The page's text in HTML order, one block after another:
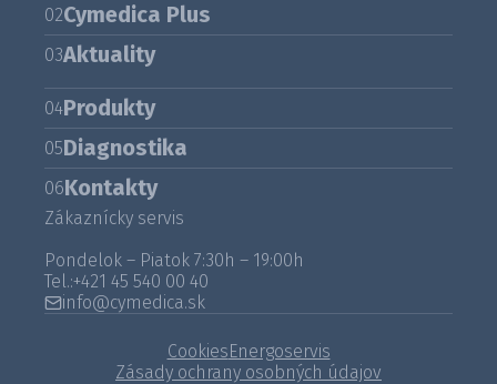
02Cymedica Plus
03Aktuality
04Produkty
05Diagnostika
06Kontakty
Zákaznícky servis
Pondelok – Piatok 7:30h – 19:00h
Tel.:+421 45 540 00 40
info@cymedica.sk
CookiesEnergoservis
Zásady ochrany osobných údajov